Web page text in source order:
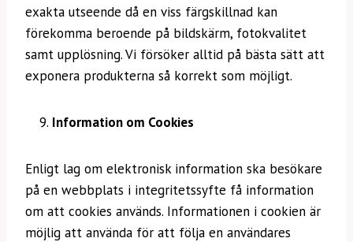
exakta utseende då en viss färgskillnad kan
förekomma beroende på bildskärm, fotokvalitet
samt upplösning. Vi försöker alltid på bästa sätt att
exponera produkterna så korrekt som möjligt.
Information om Cookies
Enligt lag om elektronisk information ska besökare
på en webbplats i integritetssyfte få information
om att cookies används. Informationen i cookien är
möjlig att använda för att följa en användares